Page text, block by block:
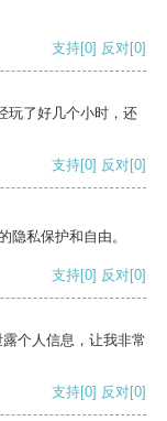
支持[0] 反对[0]
玩了好几个小时，还
支持[0] 反对[0]
隐私保护和自由。
支持[0] 反对[0]
个人信息，让我非常
支持[0] 反对[0]